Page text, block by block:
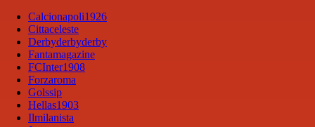
Calcionapoli1926
Cittaceleste
Derbyderbyderby
Fantamagazine
FCInter1908
Forzaroma
Golssip
Hellas1903
Ilmilanista